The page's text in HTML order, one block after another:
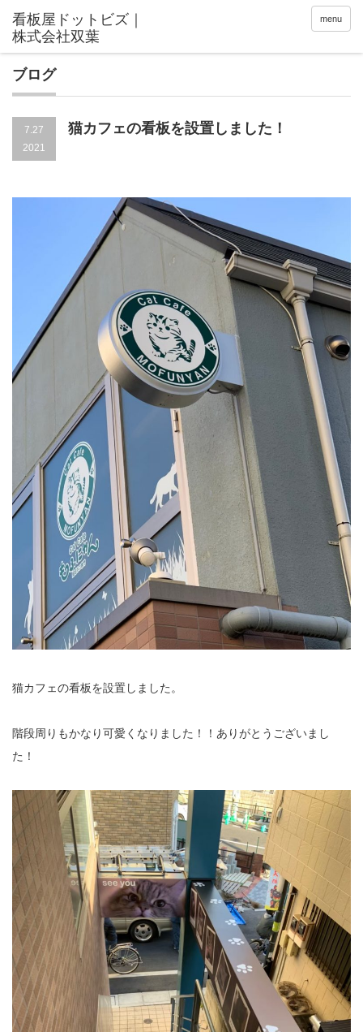
menu
ブログ
7.27
2021
猫カフェの看板を設置しました！
猫カフェの看板を設置しました。
階段周りもかなり可愛くなりました！！ありがとうございまし
た！